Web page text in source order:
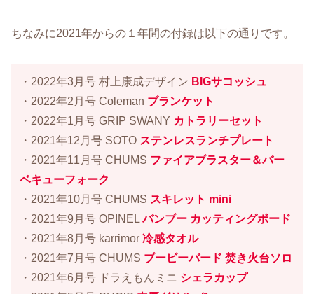
ちなみに2021年からの１年間の付録は以下の通りです。
・2022年3月号 村上康成デザイン BIGサコッシュ
・2022年2月号 Coleman ブランケット
・2022年1月号 GRIP SWANY カトラリーセット
・2021年12月号 SOTO ステンレスランチプレート
・2021年11月号 CHUMS ファイアブラスター＆バー
ベキューフォーク
・2021年10月号 CHUMS スキレット mini
・2021年9月号 OPINELバンブー カッティングボード
・2021年8月号 karrimor 冷感タオル
・2021年7月号 CHUMS ブービーバード 焚き火台ソロ
・2021年6月号 ドラえもんミニ シェラカップ